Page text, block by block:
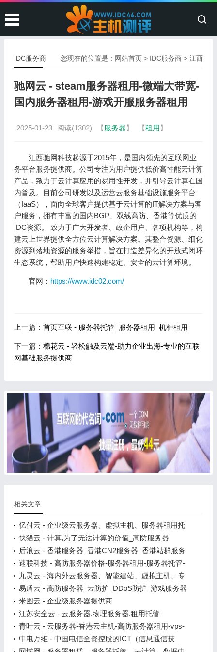
您现在的位置是： 网站首页 > IDC服务商 >江西
IDC服务商
驰网云 - steam服务器租用-微端大带宽-
国内服务器租用-游戏开服服务器租用
2025-01-23 阅读(1302) 【 服务器】 【租用】
江西驰网科技起源于2015年，是国内领先的互联网业
务平台服务提供商。公司专注为用户提供低价高性能云计算
产品，致力于云计算应用的易用性开发，并引导云计算在国
内普及。目前公司研发以及运营云服务基础设施服务平台
（IaaS），面向全球客户提供基于云计算的IT解决方案与客
户服务，拥有丰富的国内BGP、双线高防、香港等优质的
IDC资源。 致力于广大开发者、政企用户、各项机构等，构
建云上世界提供全方位云计算解决方案。其整合资源、细化
资源到落地资源的服务举措，旨在打造差异化的开放式闭环
生态系统，帮助用户快速构建稳定、安全的云计算环境。
官网： https://www.idc02.com/
上一篇： 首页互联 - 服务器托管_服务器租用_机柜租用
下一篇： 棉花云 - 轻松触及云端-助力企业出海-专业的互联
网基础服务提供商
相关文章
亿付云 - 企业级云服务器、虚拟主机、服务器租用托
管服务提供商
快猫云 - 计算,为了无法计算的价值_高防服务器
后浪云 - 香港服务器_香港CN2服务器_香港站群服务
器_香港云服务器_香港VPS
速联科技 - 高防服务器价格-服务器租用-服务器托管-
杭州速联高防安全服务提供商
九灵云 - 海内外云服务器、智能建站、虚拟主机、专
注互联网解决方案
易盾云 - 高防服务器_云防护_DDoS防护_游戏服务器
_微端服务器
米图云 - 企业级服务器提供商
江苏安全云 - 云服务器,物理服务器,租用托管
青叶云 - 云服务器-香港云主机-高防服务器租用-vps-
虚拟主机
中电万维 - 中国电信全资控股的ICT（信息通信技